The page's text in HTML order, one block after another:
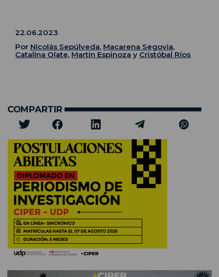
22.06.2023
Por Nicolás Sepúlveda, Macarena Segovia,
Catalina Olate, Martín Espinoza y Cristóbal Ríos
COMPARTIR